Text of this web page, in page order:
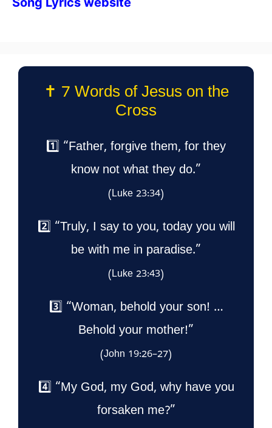
✝️ 7 Words of Jesus on the
Cross
1️⃣ “Father, forgive them, for they
know not what they do.”
(Luke 23:34)
2️⃣ “Truly, I say to you, today you will
be with me in paradise.”
(Luke 23:43)
3️⃣ “Woman, behold your son! …
Behold your mother!”
(John 19:26–27)
4️⃣ “My God, my God, why have you
forsaken me?”